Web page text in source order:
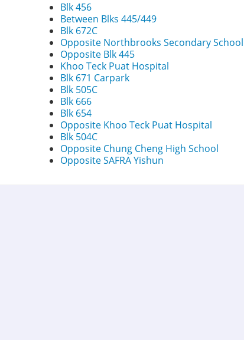
Blk 456
Between Blks 445/449
Blk 672C
Opposite Northbrooks Secondary School
Opposite Blk 445
Khoo Teck Puat Hospital
Blk 671 Carpark
Blk 505C
Blk 666
Blk 654
Opposite Khoo Teck Puat Hospital
Blk 504C
Opposite Chung Cheng High School
Opposite SAFRA Yishun